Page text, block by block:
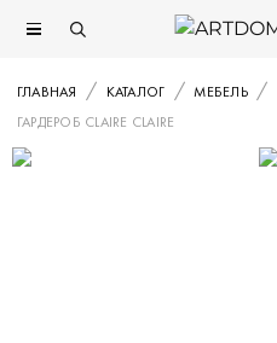
ГЛАВНАЯ КАТАЛОГ МЕБЕЛЬ
ГАРДЕРОБ CLAIRE CLAIRE